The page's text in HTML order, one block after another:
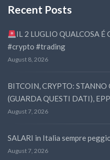
Recent Posts
IL 2 LUGLIO QUALCOSA
#crypto #trading
August 8, 2026
BITCOIN, CRYPTO:
(GUARDA QUESTI DATI),
August 7, 2026
SALARI in Italia sempre
August 7, 2026